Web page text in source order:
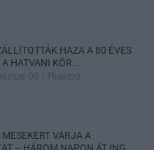
HAZA A 80 ÉVES
HATVANI KÓR...
06 Riasztó
VÁRJA A